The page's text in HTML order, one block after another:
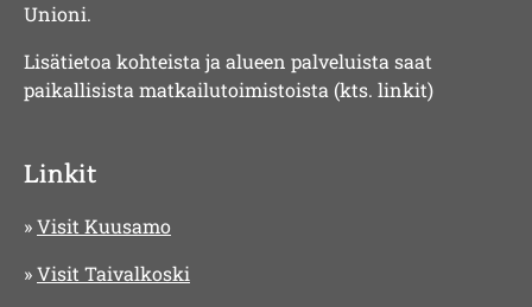
Unioni.
Lisätietoa kohteista ja alueen palveluista saat
paikallisista matkailutoimistoista (kts. linkit)
Linkit
»Visit Kuusamo
»Visit Taivalkoski